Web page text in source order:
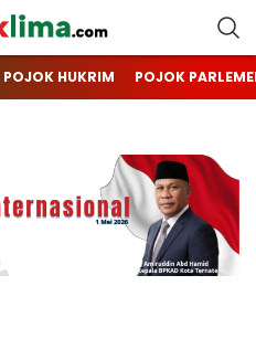
POJOK HUKRIM POJOK